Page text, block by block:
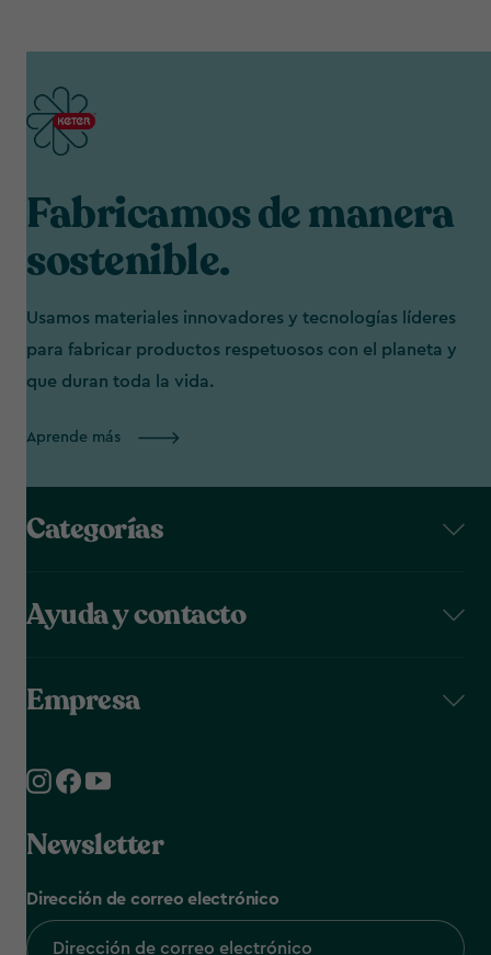
Fabricamos de manera
sostenible.
Usamos materiales innovadores y tecnologías líderes
para fabricar productos respetuosos con el planeta y
que duran toda la vida.
Aprende más
Categorías
Ayuda y contacto
Empresa
Newsletter
Dirección de correo electrónico